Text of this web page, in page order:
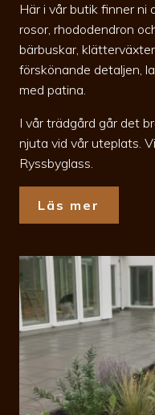
Här i vår butik finner ni
rosor, rhododendron
bärbuskar,
förskönande detaljen,
med patina.
I vår trädgård går det
njuta vid vår uteplats.
Ryssbyglass.
Läs mer